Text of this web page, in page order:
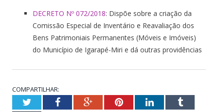
DECRETO Nº 072/2018: Dispõe sobre a criação da
Comissão Especial de Inventário e Reavaliação dos
Bens Patrimoniais Permanentes (Móveis e Imóveis)
do Município de Igarapé-Miri e dá outras providências
COMPARTILHAR:
TwitterFacebookGoogle+PinterestLinkedInTumblr